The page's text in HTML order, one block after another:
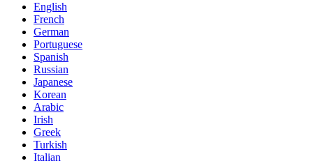
English
French
German
Portuguese
Spanish
Russian
Japanese
Korean
Arabic
Irish
Greek
Turkish
Italian